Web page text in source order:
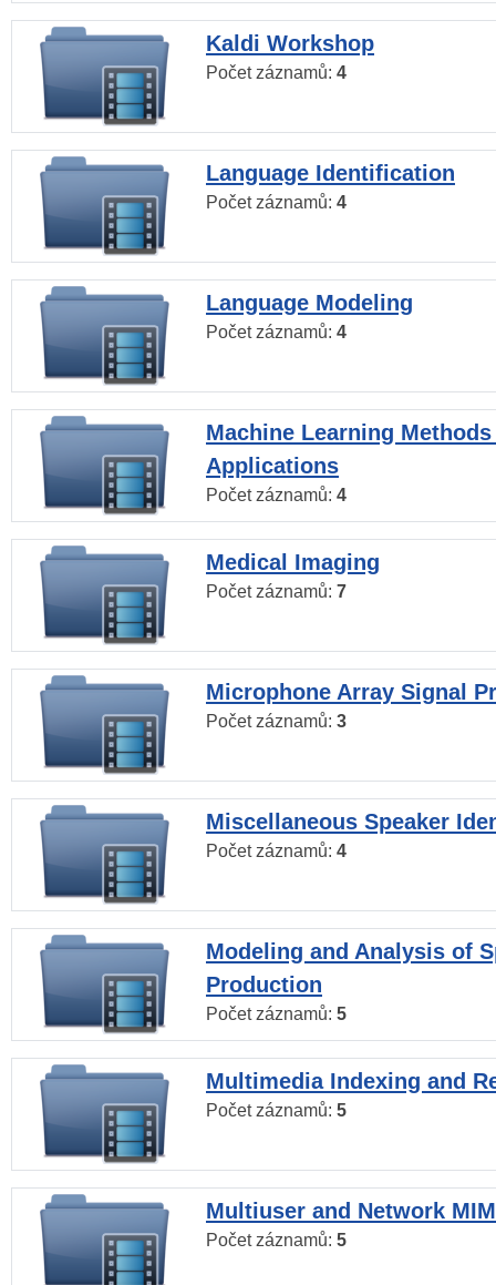
Kaldi Workshop
Počet záznamů: 4
Language Identification
Počet záznamů: 4
Language Modeling
Počet záznamů: 4
Machine Learning
Applications
Počet záznamů: 4
Medical Imaging
Počet záznamů: 7
Microphone Array Signal
Počet záznamů: 3
Miscellaneous Speaker
Počet záznamů: 4
Modeling and Analysis of
Production
Počet záznamů: 5
Multimedia Indexing and
Počet záznamů: 5
Multiuser and Network
Počet záznamů: 5